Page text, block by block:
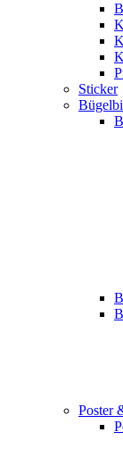
Sticker
Poster